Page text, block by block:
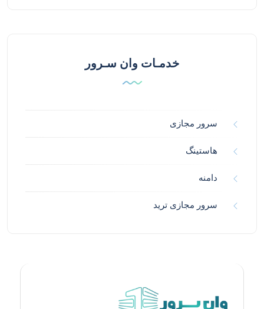
خدمـات وان سـرور
سرور مجازی
هاستینگ
دامنه
سرور مجازی ترید